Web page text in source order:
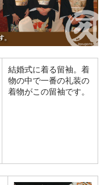
結婚式に着る留袖。着
物の中で一番の礼装の
着物がこの留袖です。